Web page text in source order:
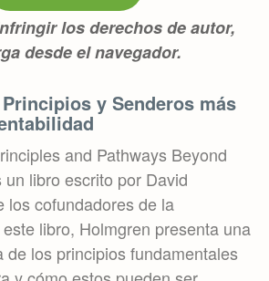
los derechos de autor,
desde el navegador.
y Senderos más
and Pathways Beyond
libro escrito por David
los cofundadores de la
libro, Holmgren presenta una
de los principios fundamentales